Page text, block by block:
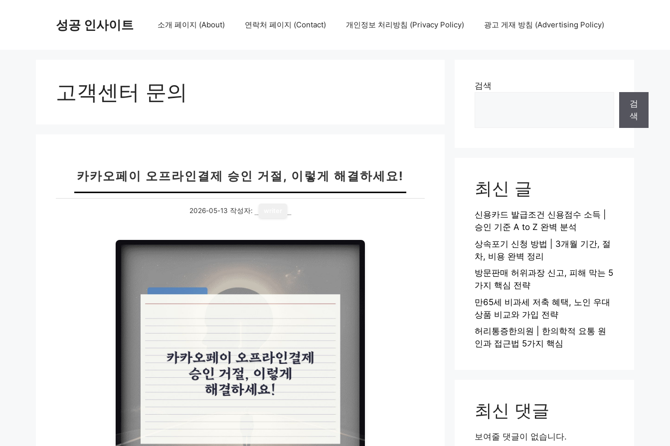
성공 인사이트 소개 페이지 (About) 연락처 페이지 (Contact) 개인정보 처리방침 (Privacy Policy) 광고 게재 방침 (Advertising Policy)
고객센터 문의
카카오페이 오프라인결제 승인 거절, 이렇게 해결하세요!
2026-05-13 작성자:
검색
검
색
최신 글
신용카드 발급조건 신용점수 소득 |
승인 기준 A to Z 완벽 분석
상속포기 신청 방법 | 3개월 기간, 절
차, 비용 완벽 정리
방문판매 허위과장 신고, 피해 막는 5
가지 핵심 전략
만65세 비과세 저축 혜택, 노인 우대
상품 비교와 가입 전략
허리통증한의원 | 한의학적 요통 원
인과 접근법 5가지 핵심
최신 댓글
보여줄 댓글이 없습니다.